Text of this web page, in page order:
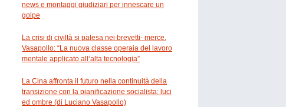
news e montaggi giudiziari per innescare un
golpe
La crisi di civiltà si palesa nei brevetti- merce.
Vasapollo: “La nuova classe operaia del lavoro
mentale applicato all‘alta tecnologia”
La Cina affronta il futuro nella continuità della
transizione con la pianificazione socialista: luci
ed ombre (di Luciano Vasapollo)